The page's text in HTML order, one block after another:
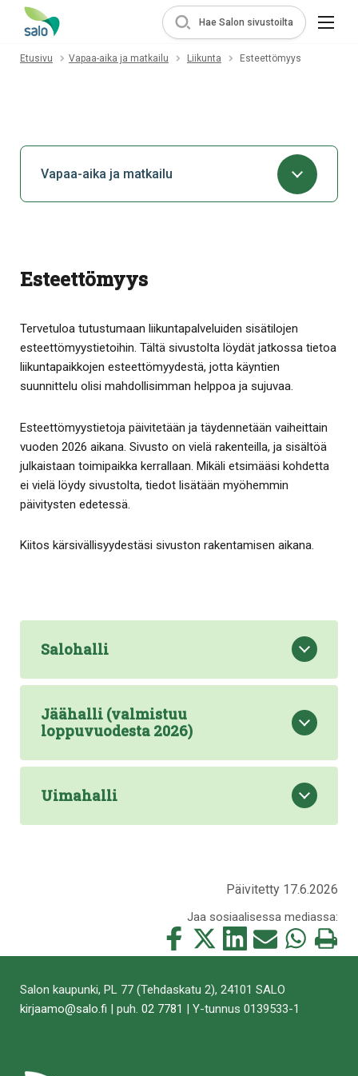
Hae Salon sivustoilta
Etusivu Vapaa-aika ja matkailu Liikunta Esteettömyys
Vapaa-aika ja matkailu
Esteettömyys
Tervetuloa tutustumaan liikuntapalveluiden sisätilojen
esteettömyystietoihin. Tältä sivustolta löydät jatkossa tietoa
liikuntapaikkojen esteettömyydestä, jotta käyntien
suunnittelu olisi mahdollisimman helppoa ja sujuvaa.
Esteettömyystietoja päivitetään ja täydennetään vaiheittain
vuoden 2026 aikana. Sivusto on vielä rakenteilla, ja sisältöä
julkaistaan toimipaikka kerrallaan. Mikäli etsimääsi kohdetta
ei vielä löydy sivustolta, tiedot lisätään myöhemmin
päivitysten edetessä.
Kiitos kärsivällisyydestäsi sivuston rakentamisen aikana.
Salohalli
Jäähalli (valmistuu
loppuvuodesta 2026)
Uimahalli
Päivitetty 17.6.2026
Jaa sosiaalisessa mediassa:
Jaa
tämä
Jaa
tämä
Jaa
tämä
Jaa
tämä
Jaa
tämä
Tulosta
tämä
Salon kaupunki, PL 77 (Tehdaskatu 2), 24101 SALO
kirjaamo@salo.fi | puh. 02 7781 | Y-tunnus 0139533-1